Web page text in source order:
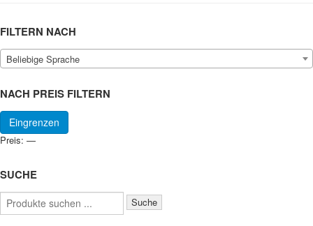
FILTERN NACH
Beliebige Sprache
NACH PREIS FILTERN
Min.
Preis
Max.
PreisEingrenzen
Preis: —
SUCHE
Suchen
nach:
Suche